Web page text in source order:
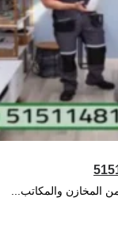
والمكاتب...